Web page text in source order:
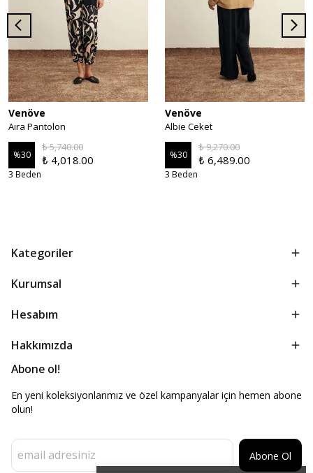
Venöve
Aıra Pantolon
%30
₺ 5,740.00
₺ 4,018.00
3 Beden
Venöve
Albie Ceket
%30
₺ 9,270.00
₺ 6,489.00
3 Beden
Kategoriler
Kurumsal
Hesabım
Hakkımızda
Abone ol!
En yeni koleksiyonlarımız ve özel kampanyalar için hemen abone
olun!
Abone Ol